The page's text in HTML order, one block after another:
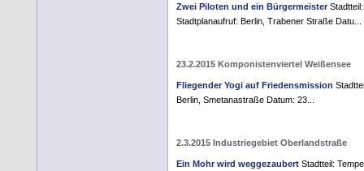
Zwei Piloten und ein Bürgermeister
Stadtplanaufruf: Berlin, Trabener Straße Datu...
23.2.2015 Komponistenviertel Weißensee
Fliegender Yogi auf Friedensmission
Berlin, Smetanastraße Datum: 23...
2.3.2015 Industriegebiet Oberlandstraße
Ein Mohr wird weggezaubert Stadtteil: